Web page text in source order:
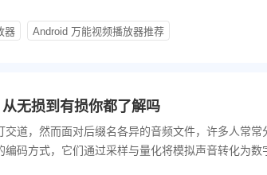
器 Android 万能视频播放器推荐
无损到有损你都了解吗
道，然而面对后缀名各异的音频文件，许多人常
码方式，它们通过采样与量化将模拟声音转化为数